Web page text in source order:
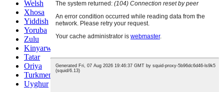
Welsh
Xhosa
Yiddish
Yoruba
Zulu
Kinyarwanda
Tatar
Oriya
Turkmen
Uyghur